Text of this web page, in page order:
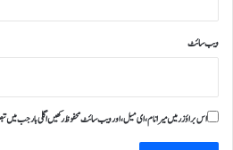
ویب‌ سائٹ
اس براؤزر میں میرا نام، ای میل، اور ویب سائٹ محفوظ رکھیں اگلی بار جب